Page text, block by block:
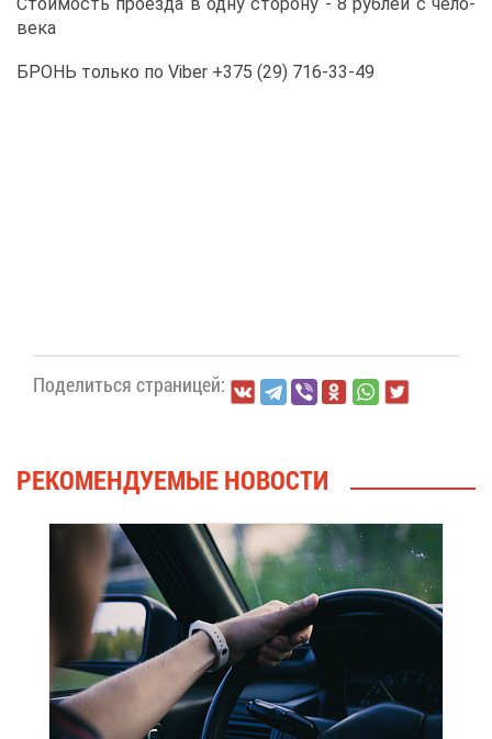
ве­ка
БРОНЬ толь­ко по Viber +375 (29) 716-33-49
По­де­лить­ся стра­ни­цей:
РЕ­КО­МЕН­ДУ­Е­МЫЕ НО­ВО­СТИ